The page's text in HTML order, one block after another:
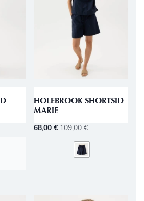
HOLEBROOK SHORTSID
MARIE
68,00 € 109,00€